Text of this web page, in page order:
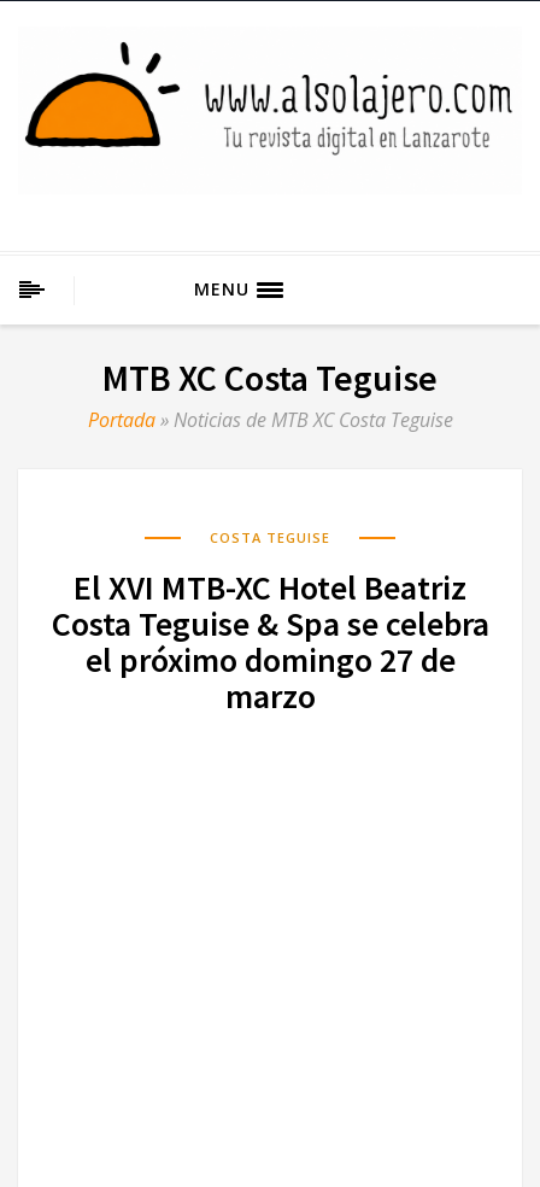
MENU
MTB XC Costa Teguise
Portada» Noticias de MTB XC Costa Teguise
COSTA TEGUISE
El XVI MTB-XC Hotel Beatriz
Costa Teguise & Spa se celebra
el próximo domingo 27 de
marzo